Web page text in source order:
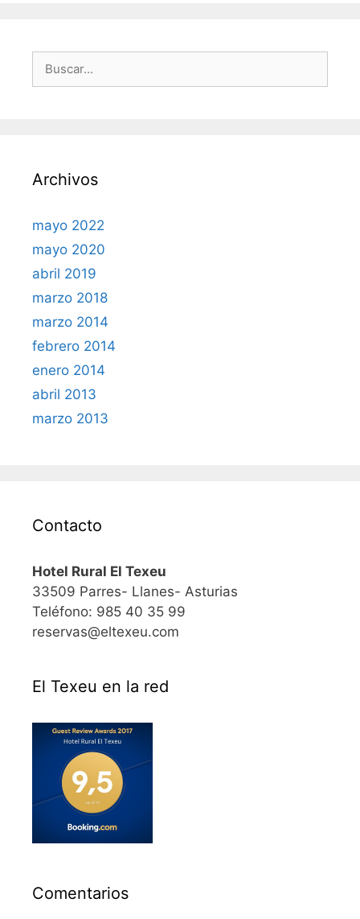
Buscar:
Archivos
mayo 2022
mayo 2020
abril 2019
marzo 2018
marzo 2014
febrero 2014
enero 2014
abril 2013
marzo 2013
Contacto
Hotel Rural El Texeu
33509 Parres- Llanes- Asturias
Teléfono: 985 40 35 99
reservas@eltexeu.com
El Texeu en la red
Comentarios